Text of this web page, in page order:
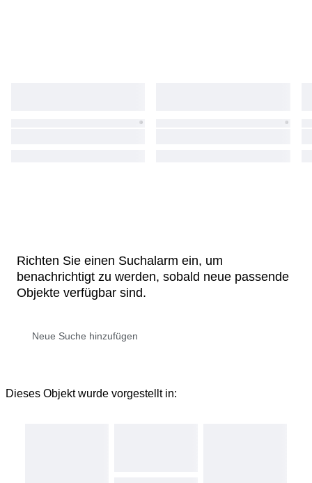
Richten Sie einen Suchalarm ein, um
benachrichtigt zu werden, sobald neue passende
Objekte verfügbar sind.
Dieses Objekt wurde vorgestellt in: